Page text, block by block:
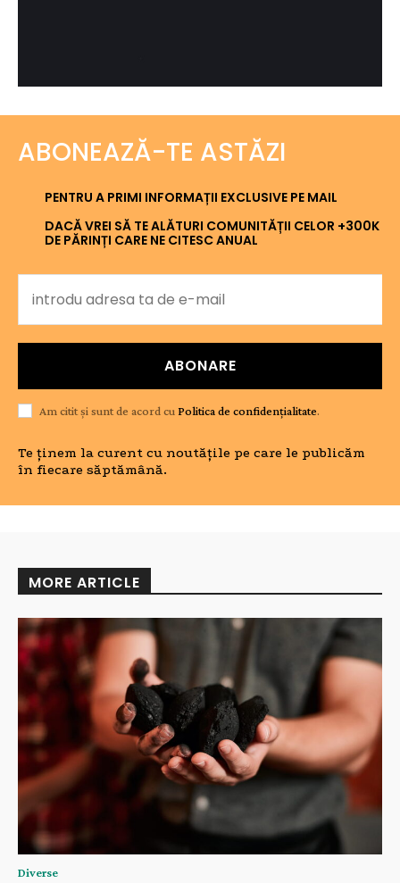
ABONEAZĂ-TE ASTĂZI
PENTRU A PRIMI INFORMAȚII EXCLUSIVE PE MAIL
DACĂ VREI SĂ TE ALĂTURI COMUNITĂȚII CELOR +300K
DE PĂRINȚI CARE NE CITESC ANUAL
ABONARE
Am citit și sunt de acord cu Politica de confidențialitate.
Te ținem la curent cu noutățile pe care le publicăm
în fiecare săptămână.
MORE ARTICLE
Diverse